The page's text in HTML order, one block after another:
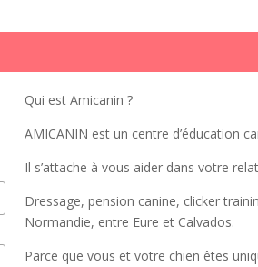
Qui est Amicanin ?
AMICANIN est un centre d’éducation
Il s’attache à vous aider dans votre
Dressage, pension canine, clicker
Normandie, entre Eure et Calvados.
Parce que vous et votre chien êtes